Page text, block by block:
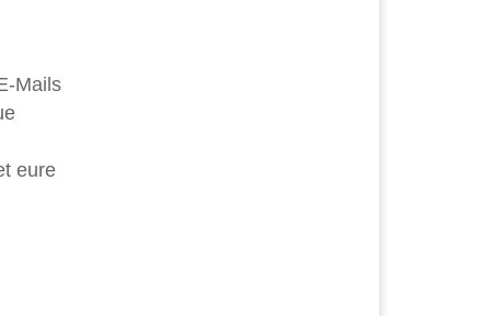
Mails
eure